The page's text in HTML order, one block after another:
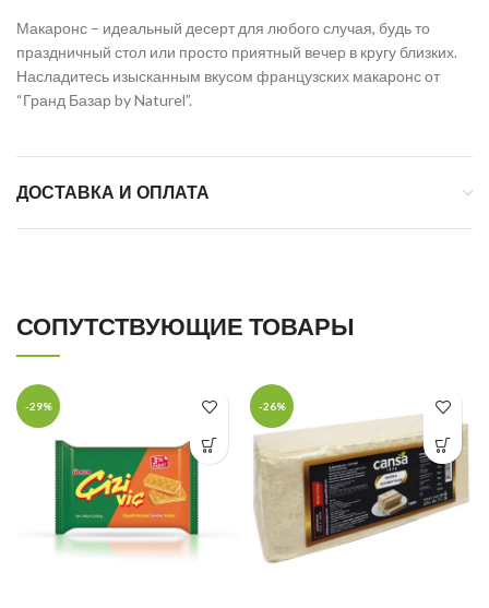
Макаронс – идеальный десерт для любого случая, будь то
праздничный стол или просто приятный вечер в кругу близких.
Насладитесь изысканным вкусом французских макаронс от
“Гранд Базар by Naturel”.
ДОСТАВКА И ОПЛАТА
СОПУТСТВУЮЩИЕ ТОВАРЫ
-29% -26%